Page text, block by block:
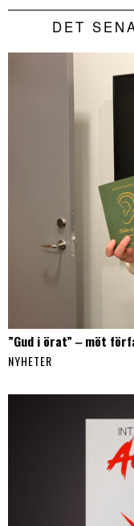
DET
”Gud i örat” ‒ möt
NYHETER